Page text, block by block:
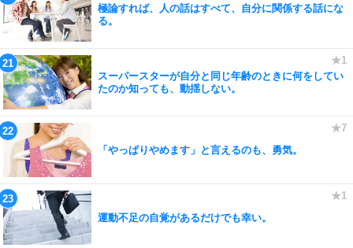
極論すれば、人の話はすべて、自分に関係する話にな
る。
スーパースターが自分と同じ年齢のときに何をしてい
たのか知っても、動揺しない。
「やっぱりやめます」と言えるのも、勇気。
運動不足の自覚があるだけでも幸い。